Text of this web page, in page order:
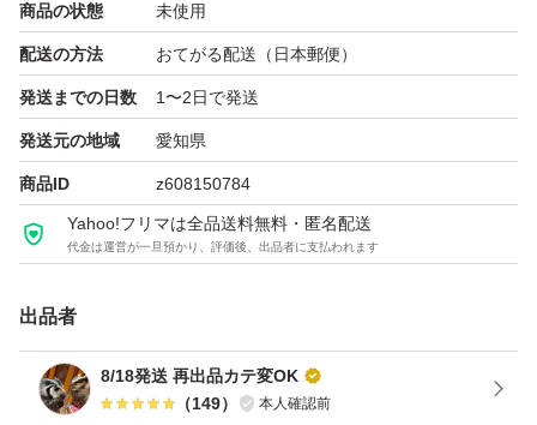
商品の状態 未使用
配送の方法 おてがる配送（日本郵便）
発送までの日数 1〜2日で発送
発送元の地域 愛知県
商品ID z608150784
Yahoo!フリマは全品送料無料・匿名配送
代金は運営が一旦預かり、評価後、出品者に支払われます
出品者
8/18発送 再出品カテ変OK
（149） 本人確認前